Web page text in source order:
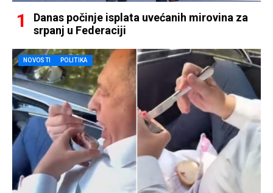
Danas počinje isplata uvećanih mirovina za
srpanj u Federaciji
NOVOSTI POLITIKA